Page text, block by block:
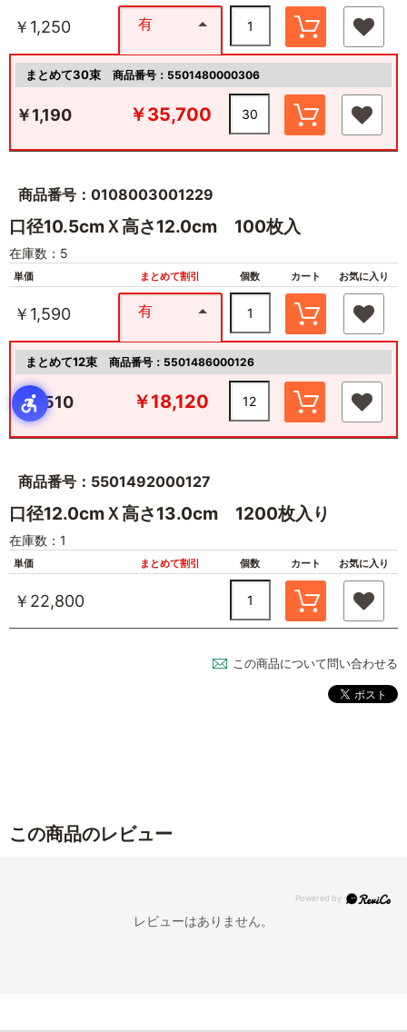
￥1,250 有
まとめて30束 商品番号：5501480000306
￥1,190 ￥35,700
商品番号：0108003001229
口径10.5cmＸ高さ12.0cm 100枚入
在庫数：5
単価 まとめて割引 個数 カート お気に入り
￥1,590 有
まとめて12束 商品番号：5501486000126
￥1,510 ￥18,120
商品番号：5501492000127
口径12.0cmＸ高さ13.0cm 1200枚入り
在庫数：1
単価 まとめて割引 個数 カート お気に入り
￥22,800
この商品について問い合わせる
この商品のレビュー
レビューはありません。